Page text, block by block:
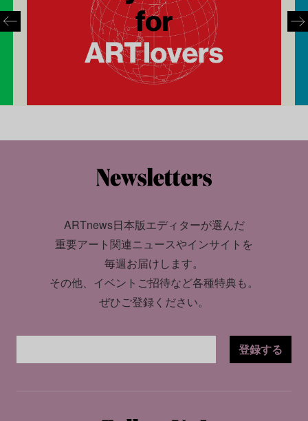
ARTnews日本版エディターが選んだ
重要アート関連ニュースやインサイトを
毎週お届けします。
その他、イベントご招待など各種特典も。
ぜひご登録ください。
登録する